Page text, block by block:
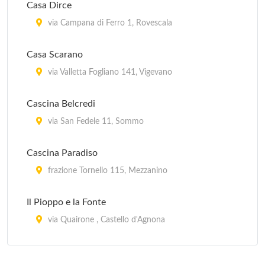
Casa Dirce
via Campana di Ferro 1, Rovescala
Casa Scarano
via Valletta Fogliano 141, Vigevano
Cascina Belcredi
via San Fedele 11, Sommo
Cascina Paradiso
frazione Tornello 115, Mezzanino
Il Pioppo e la Fonte
via Quairone , Castello d'Agnona